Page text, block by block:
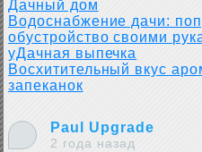
Дачный дом
Водоснабжение дачи:
обустройство своими
уДачная выпечка
Восхитительный вкус
запеканок
Paul Upgrade
2 года назад